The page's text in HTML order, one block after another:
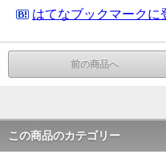
はてなブックマークに
前の商品へ
この商品のカテゴリー